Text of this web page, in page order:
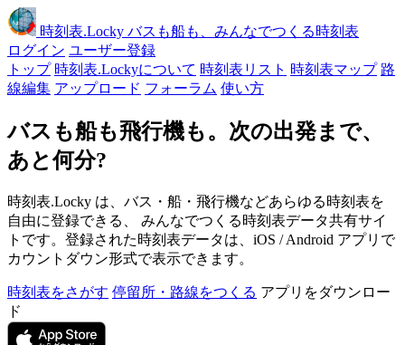
時刻表.Locky バスも船も、みんなでつくる時刻表
ログイン ユーザー登録
トップ 時刻表.Lockyについて 時刻表リスト 時刻表マップ 路
線編集 アップロード フォーラム 使い方
バスも船も飛行機も。次の出発まで、
あと何分?
時刻表.Locky は、バス・船・飛行機などあらゆる時刻表を
自由に登録できる、 みんなでつくる時刻表データ共有サイ
トです。登録された時刻表データは、iOS / Android アプリで
カウントダウン形式で表示できます。
時刻表をさがす 停留所・路線をつくる アプリをダウンロー
ド